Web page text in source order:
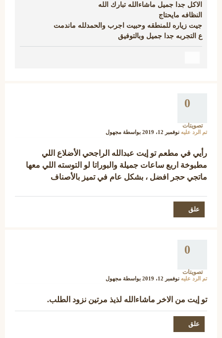
الاكل جدا جميل ماشاءالله تبارك الله
النظافه مايحتاج
جيت زياره للمنطقه وحبيت اجرب والحمدلله ماندمت
ع التجربه جدا جميل وبالتوفيق
0
تصويتات
تم الرد عليه نوفمبر 12، 2019 بواسطة مجهول
رأيي في مطعم تو إيت عبدالله الراجحي الأضلاع اللي
مطبوخة اربع ساعات جميلة والبوراتا لو التوسته اللي معها
ماتجي حجر افضل ، بشكل عام في تميز بالأصناف
0
تصويتات
تم الرد عليه نوفمبر 12، 2019 بواسطة مجهول
تو إيت من الاخر ماشاءالله لذيذ مرتين نزود الطلب.